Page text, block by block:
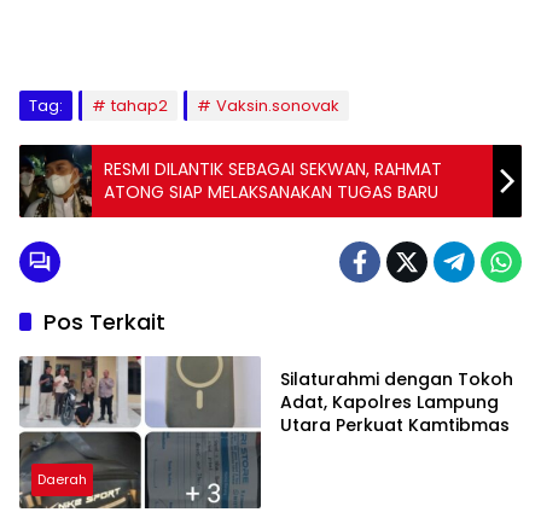
Tag: tahap2 Vaksin.sonovak
RESMI DILANTIK SEBAGAI SEKWAN, RAHMAT
ATONG SIAP MELAKSANAKAN TUGAS BARU
Pos Terkait
Daerah
Silaturahmi dengan Tokoh
Adat, Kapolres Lampung
Utara Perkuat Kamtibmas